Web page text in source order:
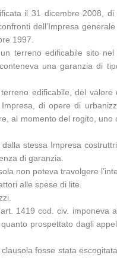
il 31 dicembre 2008,
dell’Impresa
1997.
edificabile sito nel
una garanzia di
edificabile, del
di opere di
al momento del rogito,
stessa Impresa
di garanzia.
non poteva travolgere
alle spese di lite.
1419 cod. civ.
prospettato dagli
fosse stata